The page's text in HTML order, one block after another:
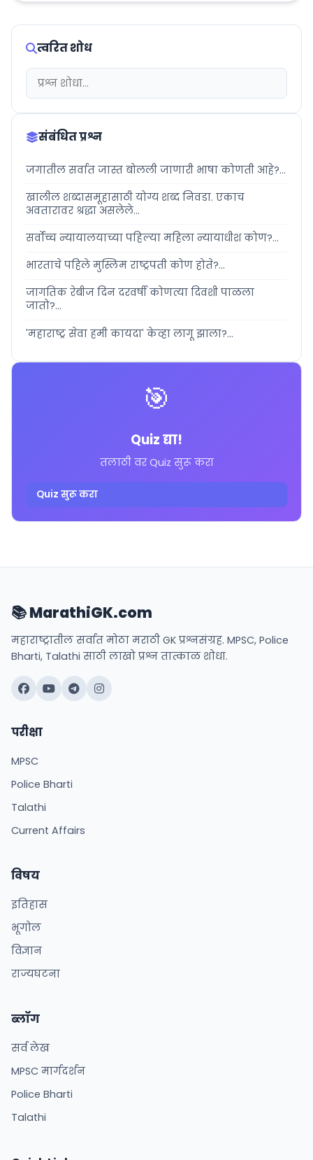
त्वरित शोध
संबंधित प्रश्न
जगातील सर्वात जास्त बोलली जाणारी भाषा कोणती आहे?...
खालील शब्दासमूहासाठी योग्य शब्द निवडा. एकाच
अवतारावर श्रद्धा असलेले...
सर्वोच्च न्यायालयाच्या पहिल्या महिला न्यायाधीश कोण?...
भारताचे पहिले मुस्लिम राष्ट्रपती कोण होते?...
जागतिक रेबीज दिन दरवर्षी कोणत्या दिवशी पाळला
जातो?...
'महाराष्ट्र सेवा हमी कायदा' केव्हा लागू झाला?...
🎯
Quiz द्या!
तलाठी वर Quiz सुरू करा
Quiz सुरू करा
📚 MarathiGK.com
महाराष्ट्रातील सर्वात मोठा मराठी GK प्रश्नसंग्रह. MPSC, Police
Bharti, Talathi साठी लाखो प्रश्न तात्काळ शोधा.
परीक्षा
MPSC
Police Bharti
Talathi
Current Affairs
विषय
इतिहास
भूगोल
विज्ञान
राज्यघटना
ब्लॉग
सर्व लेख
MPSC मार्गदर्शन
Police Bharti
Talathi